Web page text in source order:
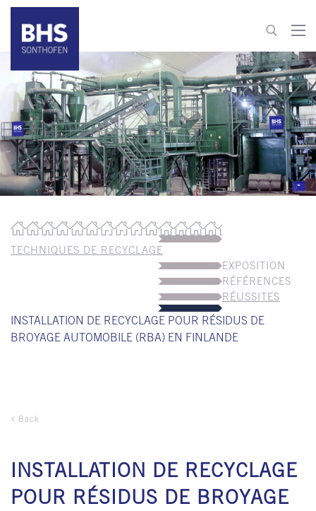
+49 8321 6099-520
recycling@bhs-sonthofen.com
Aller au contact
TECHNIQUES DE RECYCLAGE
EXPOSITION
RÉFÉRENCES
RÉUSSITES
INSTALLATION DE RECYCLAGE POUR RÉSIDUS DE
BROYAGE AUTOMOBILE (RBA) EN FINLANDE
Back
INSTALLATION DE RECYCLAGE
POUR RÉSIDUS DE BROYAGE